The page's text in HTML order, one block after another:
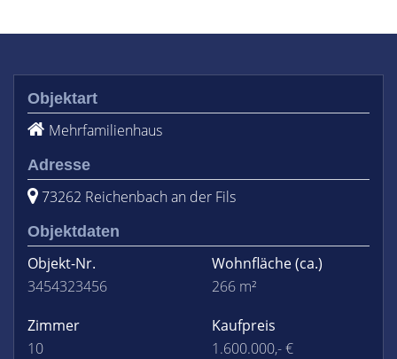
Objektart
Mehrfamilienhaus
Adresse
73262 Reichenbach an der Fils
Objektdaten
Objekt-Nr.
3454323456
Wohnfläche(ca.)
266 m²
Zimmer
10
Kaufpreis
1.600.000,- €